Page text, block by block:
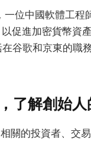
位中國軟體工程
促進加密貨幣資
谷歌和京東的職
了解創始
關的投資者、交